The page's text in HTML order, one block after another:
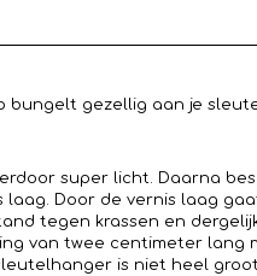
gezellig aan je
super licht. Daarna
laag. Door de vernis laag
tegen krassen en
van twee centimeter lang
is niet heel